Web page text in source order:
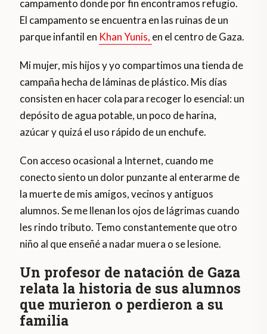
campamento donde por fin encontramos refugio.
El campamento se encuentra en las ruinas de un
parque infantil en Khan Yunis, en el centro de Gaza.
Mi mujer, mis hijos y yo compartimos una tienda de
campaña hecha de láminas de plástico. Mis días
consisten en hacer cola para recoger lo esencial: un
depósito de agua potable, un poco de harina,
azúcar y quizá el uso rápido de un enchufe.
Con acceso ocasional a Internet, cuando me
conecto siento un dolor punzante al enterarme de
la muerte de mis amigos, vecinos y antiguos
alumnos. Se me llenan los ojos de lágrimas cuando
les rindo tributo. Temo constantemente que otro
niño al que enseñé a nadar muera o se lesione.
Un profesor de natación de Gaza
relata la historia de sus alumnos
que murieron o perdieron a su
familia